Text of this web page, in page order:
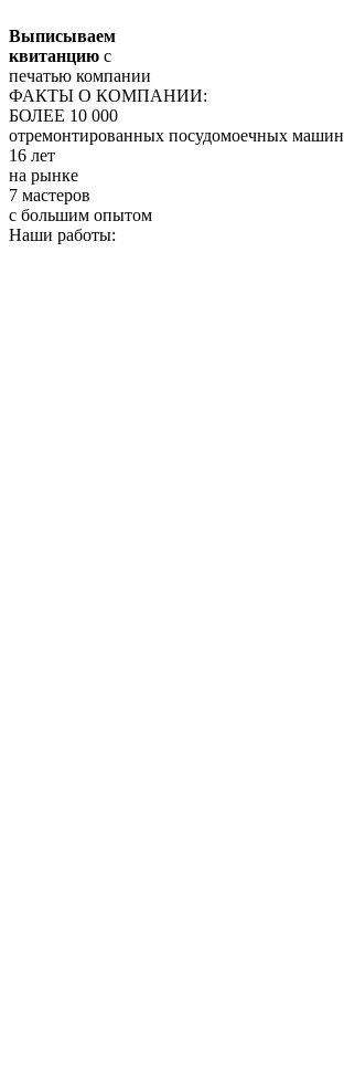
Выписываем
квитанцию с
печатью компании
ФАКТЫ О КОМПАНИИ:
БОЛЕЕ 10 000
отремонтированных посудомоечных машин
16 лет
на рынке
7 мастеров
с большим опытом
Наши работы: